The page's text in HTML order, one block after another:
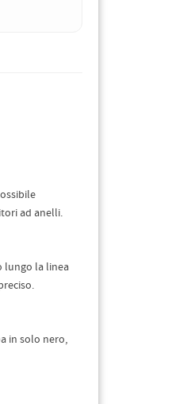
ad anelli.
lungo la linea
in solo nero,